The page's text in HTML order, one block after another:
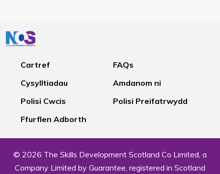
Cartref
FAQs
Cysylltiadau
Amdanom ni
Polisi Cwcis
Polisi Preifatrwydd
Ffurflen Adborth
© 2026 The Skills Development Scotland Co Limited, a
Company Limited by Guarantee, registered in Scotland